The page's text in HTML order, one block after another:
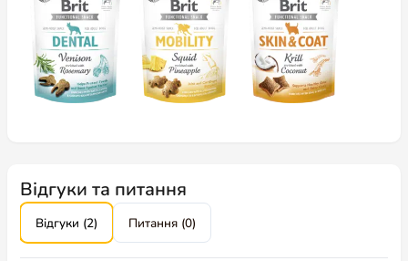
Відгуки та питання
Відгуки (2) Питання (0)